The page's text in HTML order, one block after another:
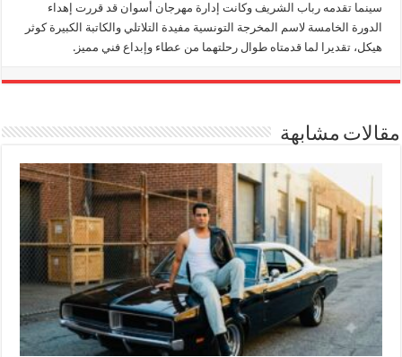
سينما تقدمه رباب الشريف وكانت إدارة مهرجان أسوان قد قررت إهداء
الدورة الخامسة لاسم المخرجة التونسية مفيدة التلاتلي والكاتبة الكبيرة كوثر
هيكل، تقديرا لما قدمتاه طوال رحلتهما من عطاء وإبداع فني مميز.
مقالات مشابهة